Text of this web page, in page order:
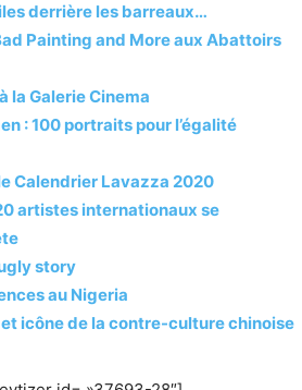
derrière les barreaux…
Painting and More aux Abattoirs
la Galerie Cinema
: 100 portraits pour l’égalité
Calendrier Lavazza 2020
artistes internationaux se
story
au Nigeria
icône de la contre-culture chinoise